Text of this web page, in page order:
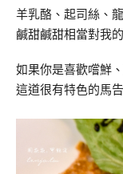
羊乳酪、起司絲、
鹹甜鹹甜相當對我
如果你是喜歡嚐鮮
這道很有特色的馬